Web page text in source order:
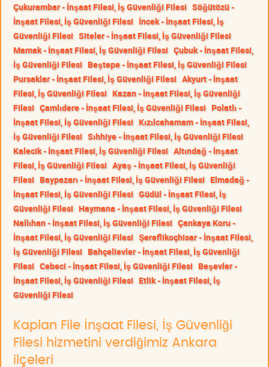
Çukurambar - İnşaat Filesi, İş Güvenliği Filesi Söğütözü -
İnşaat Filesi, İş Güvenliği Filesi İncek - İnşaat Filesi, İş
Güvenliği Filesi Siteler - İnşaat Filesi, İş Güvenliği Filesi
Mamak - İnşaat Filesi, İş Güvenliği Filesi Çubuk - İnşaat Filesi,
İş Güvenliği Filesi Beştepe - İnşaat Filesi, İş Güvenliği Filesi
Pursaklar - İnşaat Filesi, İş Güvenliği Filesi Akyurt - İnşaat
Filesi, İş Güvenliği Filesi Kazan - İnşaat Filesi, İş Güvenliği
Filesi Çamlıdere - İnşaat Filesi, İş Güvenliği Filesi Polatlı -
İnşaat Filesi, İş Güvenliği Filesi Kızılcahamam - İnşaat Filesi,
İş Güvenliği Filesi Sıhhiye - İnşaat Filesi, İş Güvenliği Filesi
Kalecik - İnşaat Filesi, İş Güvenliği Filesi Altındağ - İnşaat
Filesi, İş Güvenliği Filesi Ayaş - İnşaat Filesi, İş Güvenliği
Filesi Baypazarı - İnşaat Filesi, İş Güvenliği Filesi Elmadağ -
İnşaat Filesi, İş Güvenliği Filesi Güdül - İnşaat Filesi, İş
Güvenliği Filesi Haymana - İnşaat Filesi, İş Güvenliği Filesi
Nallıhan - İnşaat Filesi, İş Güvenliği Filesi Çankaya Koru -
İnşaat Filesi, İş Güvenliği Filesi Şereflikoçhisar - İnşaat Filesi,
İş Güvenliği Filesi Bahçelievler - İnşaat Filesi, İş Güvenliği
Filesi Cebeci - İnşaat Filesi, İş Güvenliği Filesi Beşevler -
İnşaat Filesi, İş Güvenliği Filesi Etlik - İnşaat Filesi, İş
Güvenliği Filesi
Kaplan File İnşaat Filesi, İş Güvenliği
Filesi hizmetini verdiğimiz Ankara
ilçeleri